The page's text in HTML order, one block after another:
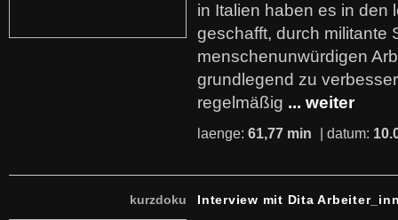
in Italien haben es in den
geschafft, durch militante
menschenunwürdigen
grundlegend zu
regelmäßig ... weiter
laenge: 61,77 min | datum:
kurzdoku Interview mit Dita